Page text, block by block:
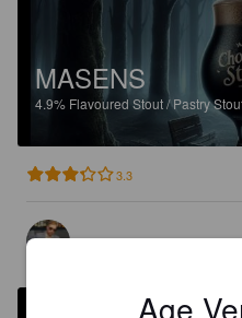
MASENS
4.9% Flavoured Stout / Pastry
3.3
CONNY S
Age